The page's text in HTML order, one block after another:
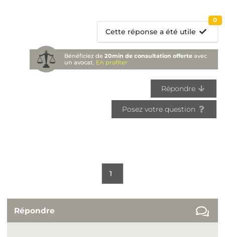
Cette réponse a été utile
0
Bénéficiez de20min de consultation offerte avec
un avocat. En profiter
Répondre
Posez votre question
1
Répondre